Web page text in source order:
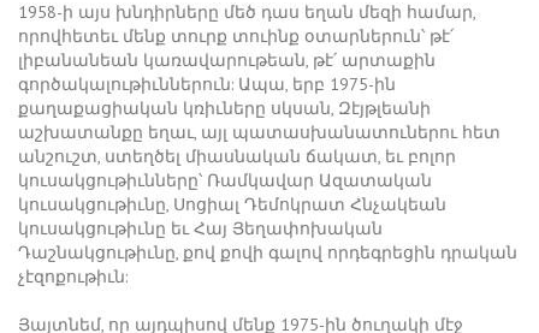
1958-ի այս խնդիրները մեծ դաս եղան մեզի համար,
որովհետեւ մենք տուրք տուինք օտարներուն՝ թէ՛
լիբանանեան կառավարութեան, թէ՛ արտաքին
գործակալութիւններուն: Ապա, երբ 1975-ին
քաղաքացիական կռիւները սկսան, Զէյթլեանի
աշխատանքը եղաւ, այլ պատասխանատուներու հետ
անշուշտ, ստեղծել միասնական ճակատ, եւ բոլոր
կուսակցութիւնները՝ Ռամկավար Ազատական
կուսակցութիւնը, Սոցիալ Դեմոկրատ Հնչակեան
կուսակցութիւնը եւ Հայ Յեղափոխական
Դաշնակցութիւնը, քով քովի գալով որդեգրեցին դրական
չէզոքութիւն:
Յայտնեմ, որ այդպիսով մենք 1975-ին ծուղակի մէջ